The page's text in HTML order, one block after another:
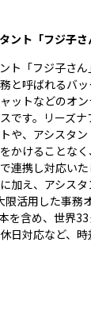
ント「フジ子さ
ト「フジ子さ
と呼ばれるバ
ットなどのオ
です。リーズ
や、アシスタ
かけることな
連携し対応い
加え、アシス
限活用した事務
を含め、世界
日対応など、